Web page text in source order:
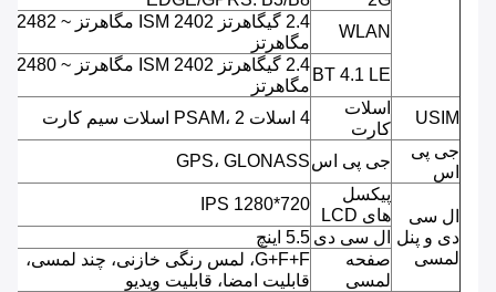
WLAN
2.4 گیگاهرتز ISM 2402 مگاهرتز ~ 2482
مگاهرتز
BT 4.1 LE
2.4 گیگاهرتز ISM 2402 مگاهرتز ~ 2480
مگاهرتز
USIM
اسلات
کارت
4 اسلات PSAM، 2 اسلات سیم کارت
جی پی
اس
جی پی اسGPS، GLONASS
ال سی
دی و پنل
لمسی
پیکسل
های LCD
720*1280 IPS
ال سی دی 5.5 اینچ
صفحه
لمسی
G+F+F، لمس رنگی خازنی، چند لمسی،
قابلیت امضا، قابلیت ویدیو